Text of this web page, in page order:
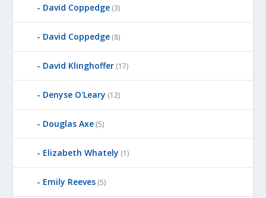
David Coppedge (3)
David Coppedge (8)
David Klinghoffer (17)
Denyse O'Leary (12)
Douglas Axe (5)
Elizabeth Whately (1)
Emily Reeves (5)